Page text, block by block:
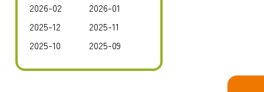
2026-02
2026-01
2025-12
2025-11
2025-10
2025-09